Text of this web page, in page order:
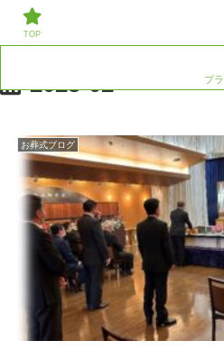
草加/川口での葬儀、家族葬なら株式会
にも対応いたします。
2023-02
お葬式ブログ
TOP
プ